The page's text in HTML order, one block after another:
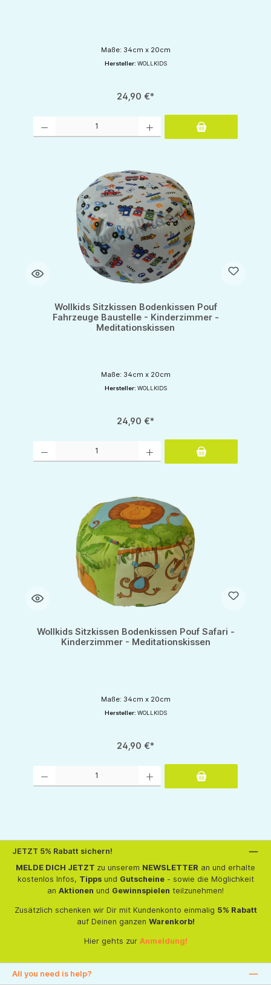
Maße: 34cm x 20cm
Hersteller: WOLLKIDS
24,90 €*
Wollkids Sitzkissen Bodenkissen Pouf
Fahrzeuge Baustelle - Kinderzimmer -
Meditationskissen
Maße: 34cm x 20cm
Hersteller: WOLLKIDS
24,90 €*
Wollkids Sitzkissen Bodenkissen Pouf Safari -
Kinderzimmer - Meditationskissen
Maße: 34cm x 20cm
Hersteller: WOLLKIDS
24,90 €*
JETZT 5% Rabatt sichern!
MELDE DICH JETZT zu unserem NEWSLETTER an und erhalte
kostenlos Infos, Tippsund Gutscheine- sowie die Möglichkeit
an Aktionen und Gewinnspielen teilzunehmen!
Zusätzlich schenken wir Dir mit Kundenkonto einmalig 5% Rabatt
auf Deinen ganzen Warenkorb!
Hier gehts zur Anmeldung!
All you need is help?